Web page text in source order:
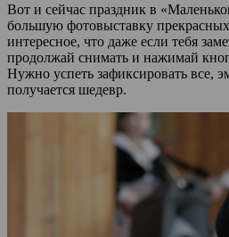
Вот и сейчас праздник в
большую фотовыставку
интересное, что даже если тебя
продолжай снимать и нажимай
Нужно успеть зафиксировать все,
получается шедевр.